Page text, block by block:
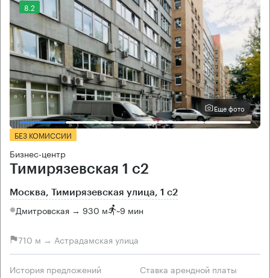
8.2
Еще фото
БЕЗ КОМИССИИ
Бизнес-центр
Тимирязевская 1 с2
Москва, Тимирязевская улица, 1 с2
Дмитровская → 930 м ~9 мин
710 м → Астрадамская улица
История предложений Ставка арендной платы